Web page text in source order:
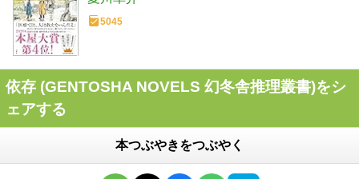
5045
依存 (GENTOSHA NOVELS 幻冬舎推理叢書)をシ
ェアする
本つぶやきをつぶやく